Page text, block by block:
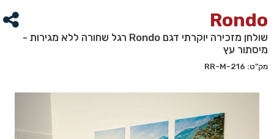
Rondo
שולחן מזכירה יוקרתי דגם Rondo רגל שחורה ללא מגירות -
מיסתור עץ
מק"ט: 216-RR-M